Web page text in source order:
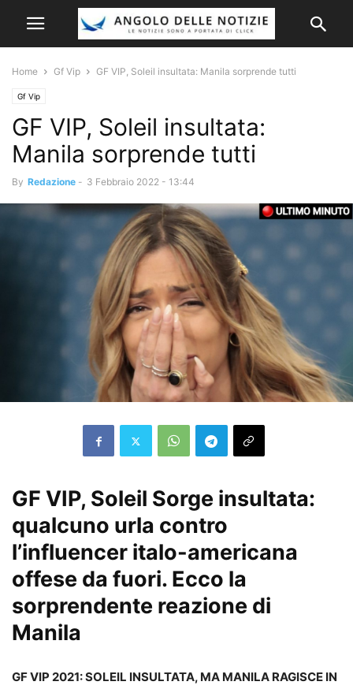
Home Gf Vip GF VIP, Soleil insultata: Manila sorprende tutti
Gf Vip
GF VIP, Soleil insultata:
Manila sorprende tutti
By Redazione - 3 Febbraio 2022 - 13:44
GF VIP, Soleil Sorge insultata:
qualcuno urla contro
l’influencer italo-americana
offese da fuori. Ecco la
sorprendente reazione di
Manila
GF VIP 2021: SOLEIL INSULTATA, MA MANILA RAGISCE IN